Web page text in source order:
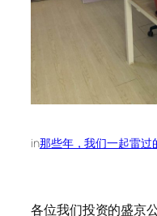
in那些年，我们一起雷过
各位我们投资的盛京公